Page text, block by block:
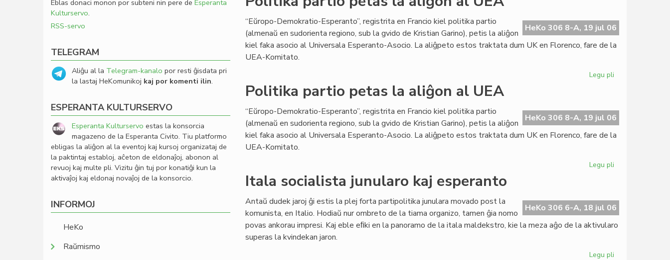
abontarifo
ne
plu
HeKo 306 8-A, 19 jul 06
“Eŭropo-Demokratio-Esperanto”, registrita en Francio kiel politika partio
(almenaŭ en sudorienta regiono, sub la gvido de Kristian Garino), petis la aliĝon
kiel faka asocio al Universala Esperanto-Asocio. La aliĝpeto estos traktata dum UK en Florenco, fare de la
UEA-Komitato.
Legu pli
la
aliĝon
al
Politika partio petas la aliĝon al UEA
HeKo 306 8-A, 19 jul 06
“Eŭropo-Demokratio-Esperanto”, registrita en Francio kiel politika partio
(almenaŭ en sudorienta regiono, sub la gvido de Kristian Garino), petis la aliĝon
kiel faka asocio al Universala Esperanto-Asocio. La aliĝpeto estos traktata dum UK en Florenco, fare de la
UEA-Komitato.
Legu pli
la
aliĝon
al
Itala socialista junularo kaj esperanto
HeKo 306 6-A, 18 jul 06
Antaŭ dudek jaroj ĝi estis la plej forta partipolitika junulara movado post la
komunista, en Italio. Hodiaŭ nur ombreto de la tiama organizo, tamen ĝia nomo
povas ankorau impresi. Kaj eble eﬁki en la panoramo de la itala maldekstro, kie la meza aĝo de la aktivularo
superas la kvindekan jaron.
Legu pli
Eblas donaci monon por subteni nin pere de Esperanta
Kulturservo.
RSS-servo
TELEGRAM
Aliĝu al la Telegram-kanalo por resti ĝisdata pri
la lastaj HeKomunikoj kaj por komenti ilin.
ESPERANTA KULTURSERVO
Esperanta Kulturservo estas la konsorcia
magazeno de la Esperanta Civito. Tiu platformo
ebligas la aliĝon al la eventoj kaj kursoj organizataj de
la paktintaj establoj, aĉeton de eldonaĵoj, abonon al
revuoj kaj multe pli. Vizitu ĝin tuj por konatiĝi kun la
aktivaĵoj kaj eldonaj novaĵoj de la konsorcio.
INFORMOJ
HeKo
Raŭmismo